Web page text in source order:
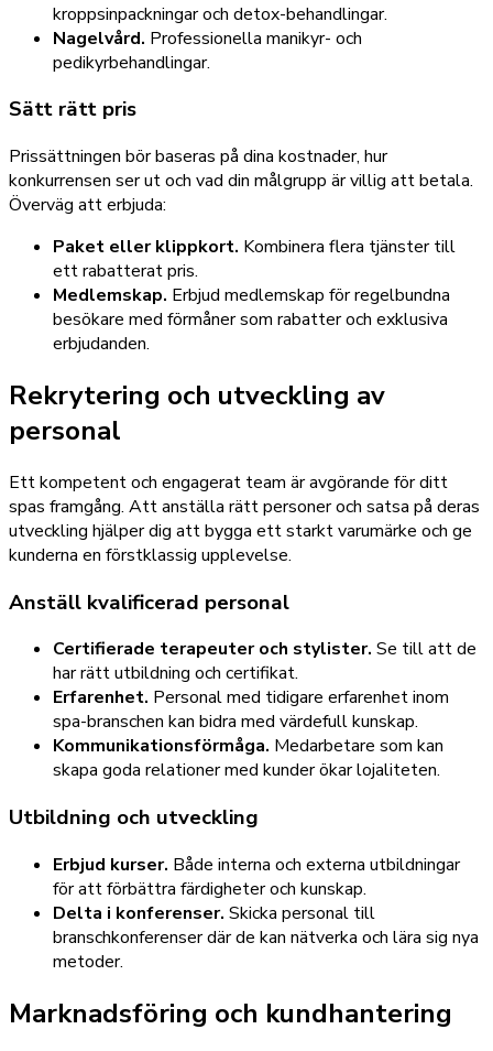
kroppsinpackningar och detox-behandlingar.
Nagelvård. Professionella manikyr- och
pedikyrbehandlingar.
Sätt rätt pris
Prissättningen bör baseras på dina kostnader, hur
konkurrensen ser ut och vad din målgrupp är villig att betala.
Överväg att erbjuda:
Paket eller klippkort. Kombinera flera tjänster till
ett rabatterat pris.
Medlemskap. Erbjud medlemskap för regelbundna
besökare med förmåner som rabatter och exklusiva
erbjudanden.
Rekrytering och utveckling av
personal
Ett kompetent och engagerat team är avgörande för ditt
spas framgång. Att anställa rätt personer och satsa på deras
utveckling hjälper dig att bygga ett starkt varumärke och ge
kunderna en förstklassig upplevelse.
Anställ kvalificerad personal
Certifierade terapeuter och stylister. Se till att de
har rätt utbildning och certifikat.
Erfarenhet. Personal med tidigare erfarenhet inom
spa-branschen kan bidra med värdefull kunskap.
Kommunikationsförmåga. Medarbetare som kan
skapa goda relationer med kunder ökar lojaliteten.
Utbildning och utveckling
Erbjud kurser. Både interna och externa utbildningar
för att förbättra färdigheter och kunskap.
Delta i konferenser. Skicka personal till
branschkonferenser där de kan nätverka och lära sig nya
metoder.
Marknadsföring och kundhantering